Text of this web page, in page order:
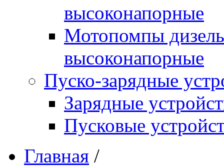
высоконапорные
Мотопомпы
высоконапорные
Пуско-зарядные
Зарядные
Пусковые
Главная /